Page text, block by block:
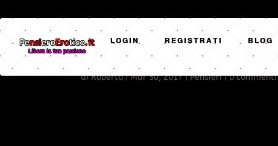
LOGIN REGISTRATI BLOG
UN PÒ DI SANA VIOLENZA
diRoberto|Mar 30, 2017|Pensieri|0 commenti